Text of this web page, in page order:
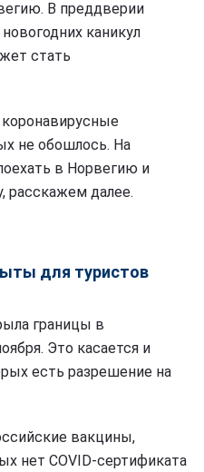
В преддверии
каникул
стать
не обошлось. На
в Норвегию и
расскажем далее.
для туристов
границы в
Это касается и
есть разрешение на
вакцины,
нет COVID-сертификата